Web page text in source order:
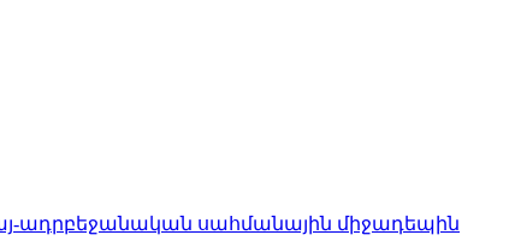
ադրբեջանական սահմանային միջադեպին